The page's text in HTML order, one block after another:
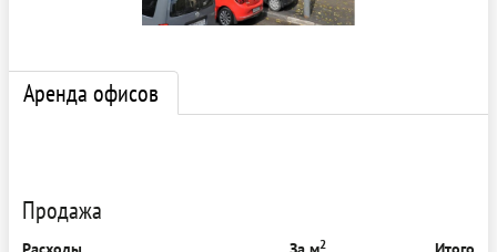
Аренда офисов
Продажа
2